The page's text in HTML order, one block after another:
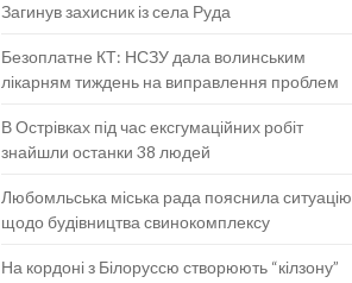
Загинув захисник із села Руда
Безоплатне КТ: НСЗУ дала волинським
лікарням тиждень на виправлення проблем
В Острівках під час ексгумаційних робіт
знайшли останки 38 людей
Любомльська міська рада пояснила ситуацію
щодо будівництва свинокомплексу
На кордоні з Білоруссю створюють “кілзону”